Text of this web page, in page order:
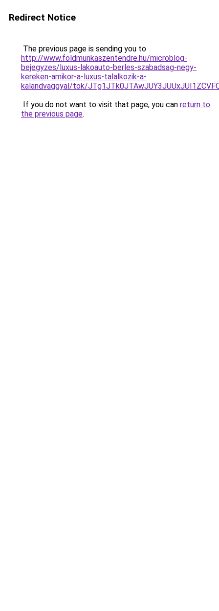
Redirect Notice
The previous page is sending you to
http://www.foldmunkaszentendre.hu/microblog-
bejegyzes/luxus-lakoauto-berles-szabadsag-negy-
kereken-amikor-a-luxus-talalkozik-a-
kalandvaggyal/tok/
If you do not want to visit that page, you can return to
the previous page.